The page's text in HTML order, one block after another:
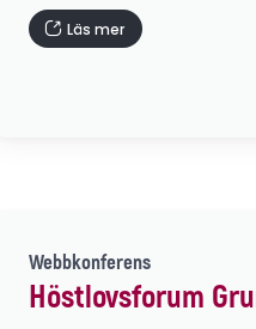
Läs mer
Webbkonferens
Höstlovsforum